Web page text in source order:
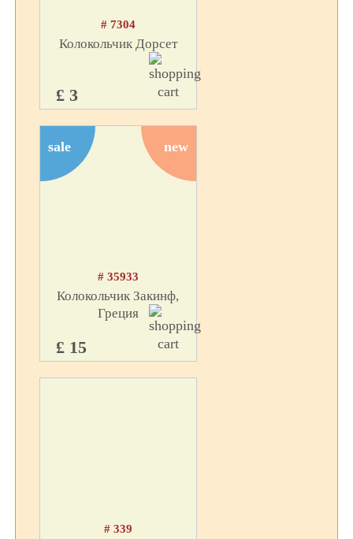
# 7304
Колокольчик Дорсет
£ 3
sale new
# 35933
Колокольчик Закинф,
Греция
£ 15
# 339